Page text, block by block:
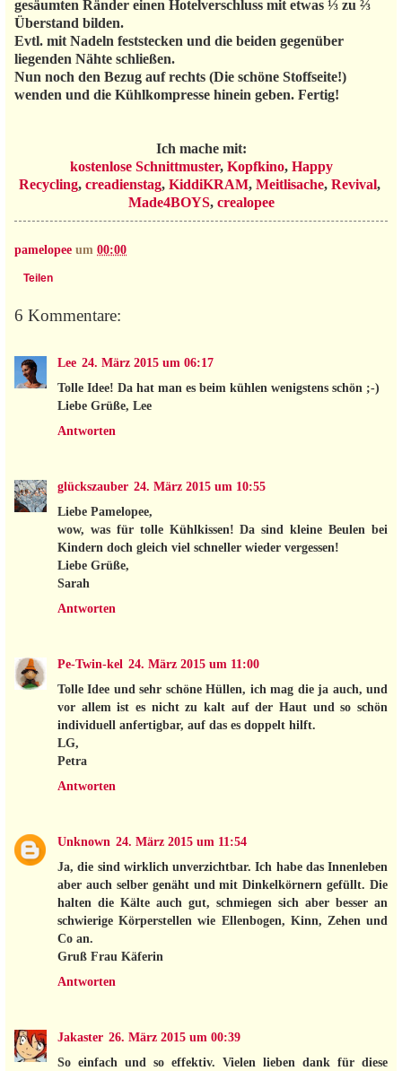
gesäumten Ränder einen Hotelverschluss mit etwas ⅓ zu ⅔
Überstand bilden.
Evtl. mit Nadeln feststecken und die beiden gegenüber
liegenden Nähte schließen.
Nun noch den Bezug auf rechts (Die schöne Stoffseite!)
wenden und die Kühlkompresse hinein geben. Fertig!
Ich mache mit:
kostenlose Schnittmuster, Kopfkino, Happy
Recycling, creadienstag, KiddiKRAM, Meitlisache, Revival,
Made4BOYS, crealopee
pamelopee um 00:00
Teilen
6 Kommentare:
Lee 24. März 2015 um 06:17
Tolle Idee! Da hat man es beim kühlen wenigstens schön ;-)
Liebe Grüße, Lee
Antworten
glückszauber 24. März 2015 um 10:55
Liebe Pamelopee,
wow, was für tolle Kühlkissen! Da sind kleine Beulen bei
Kindern doch gleich viel schneller wieder vergessen!
Liebe Grüße,
Sarah
Antworten
Pe-Twin-kel 24. März 2015 um 11:00
Tolle Idee und sehr schöne Hüllen, ich mag die ja auch, und
vor allem ist es nicht zu kalt auf der Haut und so schön
individuell anfertigbar, auf das es doppelt hilft.
LG,
Petra
Antworten
Unknown 24. März 2015 um 11:54
Ja, die sind wirklich unverzichtbar. Ich habe das Innenleben
aber auch selber genäht und mit Dinkelkörnern gefüllt. Die
halten die Kälte auch gut, schmiegen sich aber besser an
schwierige Körperstellen wie Ellenbogen, Kinn, Zehen und
Co an.
Gruß Frau Käferin
Antworten
Jakaster 26. März 2015 um 00:39
So einfach und so effektiv. Vielen lieben dank für diese